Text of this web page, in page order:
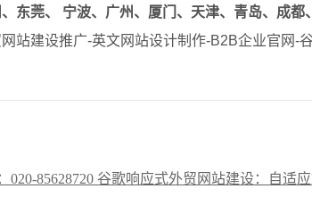
、东莞、 宁波、广州、厦门、天津、青岛、成
站建设推广-英文网站设计制作-B2B企业官网-
85628720 谷歌响应式外贸网站建设：自适应